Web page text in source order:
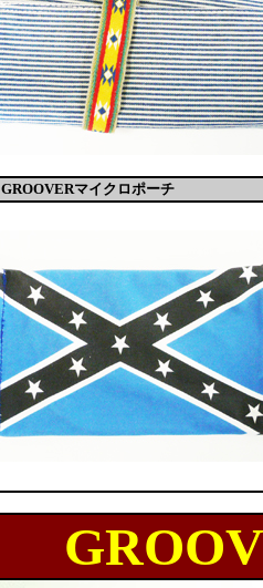
GROOVERマイクロポーチ